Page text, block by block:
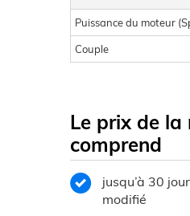
Puissance du moteur
Couple
Le prix de
comprend
jusqu’à 30
modifié